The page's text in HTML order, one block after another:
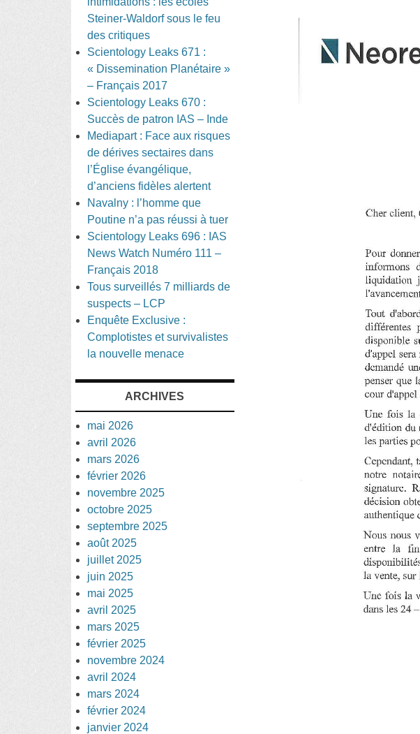
Steiner-Waldorf sous le feu
des critiques
Scientology Leaks 671 :
« Dissemination Planétaire »
– Français 2017
Scientology Leaks 670 :
Succès de patron IAS – Inde
Mediapart : Face aux risques
de dérives sectaires dans
l’Église évangélique,
d’anciens fidèles alertent
Navalny : l’homme que
Poutine n’a pas réussi à tuer
Scientology Leaks 696 : IAS
News Watch Numéro 111 –
Français 2018
Tous surveillés 7 milliards de
suspects – LCP
Enquête Exclusive :
Complotistes et survivalistes
la nouvelle menace
ARCHIVES
mai 2026
avril 2026
mars 2026
février 2026
novembre 2025
octobre 2025
septembre 2025
août 2025
juillet 2025
juin 2025
mai 2025
avril 2025
mars 2025
février 2025
novembre 2024
avril 2024
mars 2024
février 2024
janvier 2024